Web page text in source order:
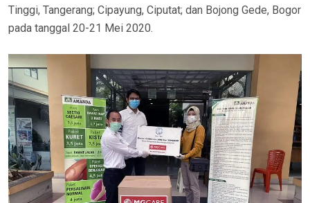
Tinggi, Tangerang; Cipayung, Ciputat; dan Bojong Gede, Bogor
pada tanggal 20-21 Mei 2020.